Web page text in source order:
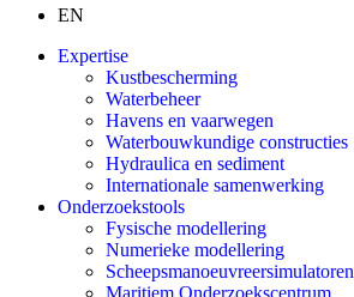
EN
Expertise
Kustbescherming
Waterbeheer
Havens en vaarwegen
Waterbouwkundige constructies
Hydraulica en sediment
Internationale samenwerking
Onderzoekstools
Fysische modellering
Numerieke modellering
Scheepsmanoeuvreersimulatoren
Maritiem Onderzoekscentrum